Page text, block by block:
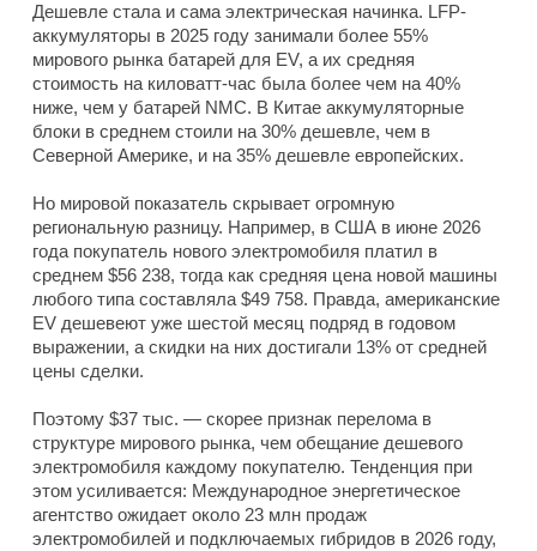
Дешевле стала и сама электрическая начинка. LFP-
аккумуляторы в 2025 году занимали более 55%
мирового рынка батарей для EV, а их средняя
стоимость на киловатт-час была более чем на 40%
ниже, чем у батарей NMC. В Китае аккумуляторные
блоки в среднем стоили на 30% дешевле, чем в
Северной Америке, и на 35% дешевле европейских.
Но мировой показатель скрывает огромную
региональную разницу. Например, в США в июне 2026
года покупатель нового электромобиля платил в
среднем $56 238, тогда как средняя цена новой машины
любого типа составляла $49 758. Правда, американские
EV дешевеют уже шестой месяц подряд в годовом
выражении, а скидки на них достигали 13% от средней
цены сделки.
Поэтому $37 тыс. — скорее признак перелома в
структуре мирового рынка, чем обещание дешевого
электромобиля каждому покупателю. Тенденция при
этом усиливается: Международное энергетическое
агентство ожидает около 23 млн продаж
электромобилей и подключаемых гибридов в 2026 году,